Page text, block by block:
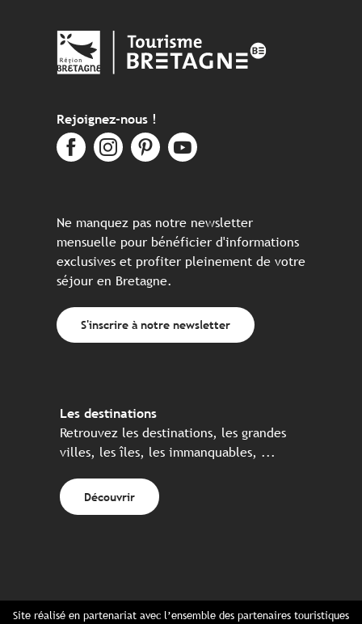
Rejoignez-nous !
Ne manquez pas notre newsletter
mensuelle pour bénéficier d'informations
exclusives et profiter pleinement de votre
séjour en Bretagne.
S'inscrire à notre newsletter
Les destinations
Retrouvez les destinations, les grandes
villes, les îles, les immanquables, ...
Découvrir
Site réalisé en partenariat avec l’ensemble des partenaires touristiques